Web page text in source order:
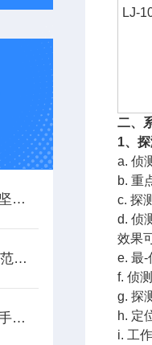
全频干扰设备：信息安全的坚实护盾
BOD 测定仪能测量的 BOD 范围是多少？
化工行业的水质监测得力助手：山东蓝景科技磷酸根在线分析仪
LJ-
二、
1、
a. 侦
b. 重
c. 探
d. 侦
效果
e. 最-
f. 侦
g. 探
h. 定
i. 工